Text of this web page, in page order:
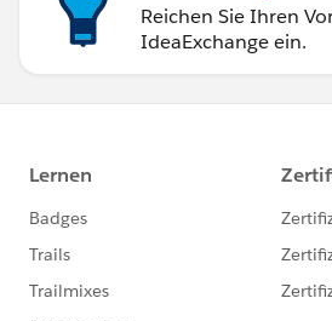
Reichen Sie Ihren
IdeaExchange ein.